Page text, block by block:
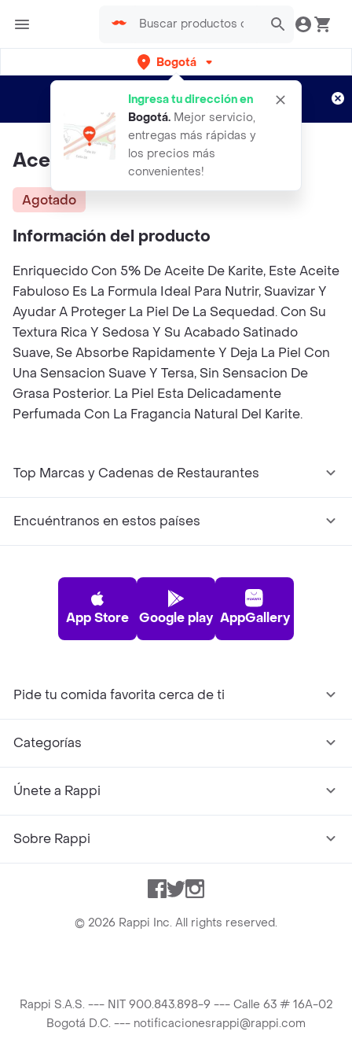
Bogotá
Ingresa tu dirección en
Bogotá. Mejor servicio,
entregas más rápidas y
los precios más
convenientes!
envíos gratis por semanas
Aplican TyC
Aceite Fabuloso Karité
Agotado
Información del producto
Enriquecido Con 5% De Aceite De Karite, Este Aceite
Fabuloso Es La Formula Ideal Para Nutrir, Suavizar Y
Ayudar A Proteger La Piel De La Sequedad. Con Su
Textura Rica Y Sedosa Y Su Acabado Satinado
Suave, Se Absorbe Rapidamente Y Deja La Piel Con
Una Sensacion Suave Y Tersa, Sin Sensacion De
Grasa Posterior. La Piel Esta Delicadamente
Perfumada Con La Fragancia Natural Del Karite.
Top Marcas y Cadenas de Restaurantes
Encuéntranos en estos países
App Store Google play AppGallery
Pide tu comida favorita cerca de ti
Categorías
Únete a Rappi
Sobre Rappi
Facebook
TwitterInstagram
© 2026 Rappi Inc. All rights reserved.
Rappi S.A.S. --- NIT 900.843.898-9 --- Calle 63 # 16A-02
Bogotá D.C. --- notificacionesrappi@rappi.com